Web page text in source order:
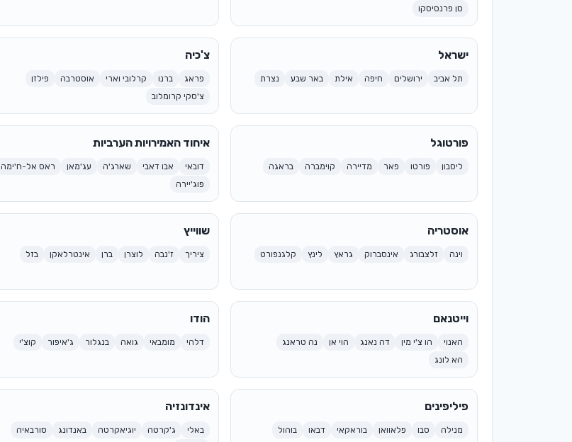
סן פרנסיסקו
ישראל
תל אביב ירושלים חיפה אילת באר שבע נצרת
צ'כיה
פראג ברנו קרלובי וארי אוסטרבה
פילזן
צ'סקי קרומלוב
פורטוגל
ליסבון פורטו פאר מדיירה קוימברה בראגה
איחוד האמירויות הערביות
דובאי אבו דאבי שארג'ה עג'מאן
ראס אל-ח'ימה
פוג'יירה
אוסטריה
וינה זלצבורג אינסברוק גראץ לינץ קלגנפורט
שווייץ
ציריך ז'נבה לוצרן ברן אינטרלאקן בזל
וייטנאם
האנוי הו צ'י מין דה נאנג הוי אן
נה טראנג
הא לונג
הודו
דלהי מומבאי גואה בנגלור ג'איפור קוצ'י
פיליפינים
מנילה סבו פלאוואן בוראקאי דבאו בוהול
אינדונזיה
באלי ג'קרטה יוגיאקרטה באנדונג
סורבאיה